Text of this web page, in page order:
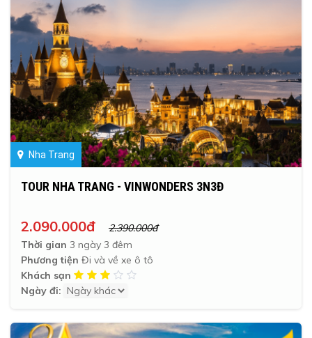
Nha Trang
TOUR NHA TRANG - VINWONDERS 3N3Đ
2.090.000đ
2.390.000đ
Thời gian 3 ngày 3 đêm
Phương tiện Đi và về xe ô tô
Khách sạn
Ngày đi: